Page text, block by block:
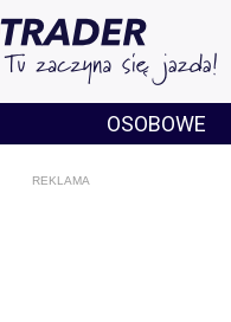
OSOBOWE
REKLAMA